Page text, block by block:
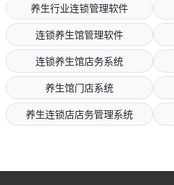
养生行业连锁管理软件
连锁养生馆管理软件
连锁养生馆店务系统
养生馆门店系统
养生连锁店店务管理系统